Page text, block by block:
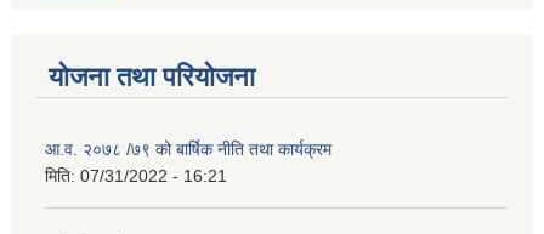
योजना तथा परियोजना
आ.व. २०७८ /७९ को बार्षिक नीति तथा कार्यक्रम
मिति: 07/31/2022 - 16:21